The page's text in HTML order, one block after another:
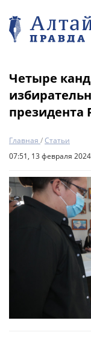
Четыре
президента
Главная /Статьи
07:51, 13 февраля